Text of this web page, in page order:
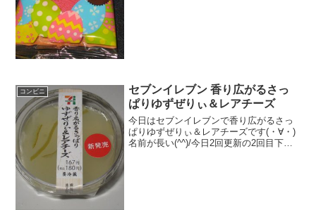
コンビニ
セブンイレブン 香り広がるさっ
ぱりゆずぜりぃ＆レアチーズ
今日はセブンイレブンで香り広がるさっ
ぱりゆずぜりぃ＆レアチーズです(・∀・)
名前が長い(^^)/今日2回更新の2回目下に